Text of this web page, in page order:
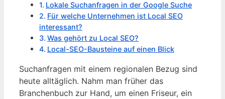
Lokale Suchanfragen in der Google Suche
Für welche Unternehmen ist Local SEO
interessant?
Was gehört zu Local SEO?
Local-SEO-Bausteine auf einen Blick
Suchanfragen mit einem regionalen Bezug sind
heute alltäglich. Nahm man früher das
Branchenbuch zur Hand, um einen Friseur, ein